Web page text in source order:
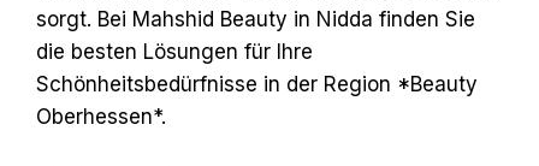
sorgt. Bei Mahshid Beauty in Nidda finden Sie
die besten Lösungen für Ihre
Schönheitsbedürfnisse in der Region *Beauty
Oberhessen*.